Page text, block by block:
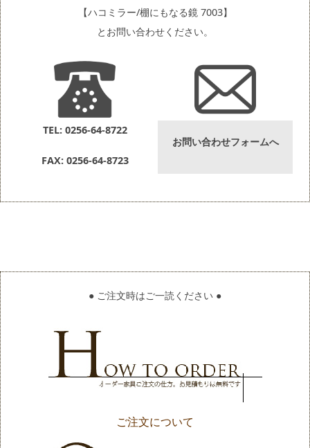
【ハコミラー/棚にもなる鏡 7003】
とお問い合わせください。
TEL: 0256-64-8722
FAX: 0256-64-8723
お問い合わせフォームへ
● ご注文時はご一読ください ●
ご注文について